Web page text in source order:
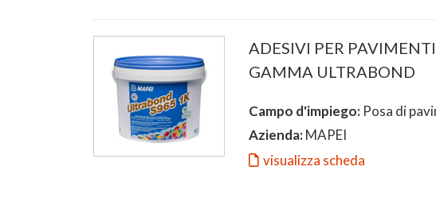
ADESIVI PER
GAMMA ULTRABOND
Campo d'impiego: Posa di
Azienda:MAPEI
visualizza scheda